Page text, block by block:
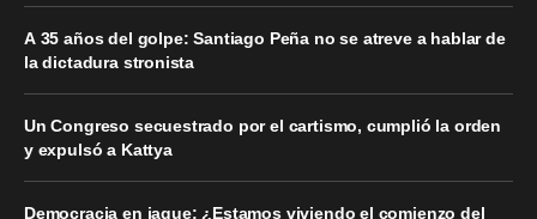
A 35 años del golpe: Santiago Peña no se atreve a hablar de
la dictadura stronista
Un Congreso secuestrado por el cartismo, cumplió la orden
y expulsó a Kattya
Democracia en jaque: ¿Estamos viviendo el comienzo del